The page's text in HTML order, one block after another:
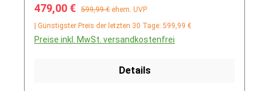
Verkaufspreis:
479,00 € Regulärer Preis:
599,99 € ehem. UVP
| Günstigster Preis der letzten 30 Tage: 599,99 €
Preise inkl. MwSt. versandkostenfrei
Details